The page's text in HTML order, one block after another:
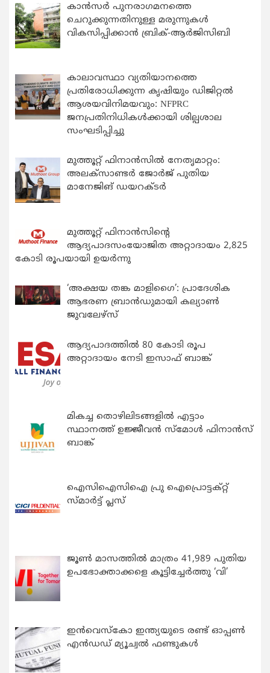
കാന്‍സര്‍ പുനരാഗമനത്തെ
ചെറുക്കുന്നതിനുള്ള മരുന്നുകള്‍
വികസിപ്പിക്കാന്‍ ബ്രിക്-ആര്‍ജിസിബി
കാലാവസ്ഥാ വ്യതിയാനത്തെ
പ്രതിരോധിക്കുന്ന കൃഷിയും ഡിജിറ്റൽ
ആശയവിനിമയവും: NFPRC
ജനപ്രതിനിധികൾക്കായി ശില്പശാല
സംഘടിപ്പിച്ചു
മുത്തൂറ്റ് ഫിനാൻസിൽ നേതൃമാറ്റം:
അലക്സാണ്ടർ ജോർജ് പുതിയ
മാനേജിങ് ഡയറക്ടർ
മുത്തൂറ്റ് ഫിനാൻസിന്റെ
ആദ്യപാദസംയോജിത അറ്റാദായം 2,825
കോടി രൂപയായി ഉയർന്നു
‘അക്ഷയ തങ്ക മാളിഗൈ’: പ്രാദേശിക
ആഭരണ ബ്രാന്‍ഡുമായി കല്യാണ്‍
ജുവലേഴ്‌സ്
ആദ്യപാദത്തിൽ 80 കോടി രൂപ
അറ്റാദായം നേടി ഇസാഫ് ബാങ്ക്
മികച്ച തൊഴിലിടങ്ങളിൽ എട്ടാം
സ്ഥാനത്ത് ഉജ്ജീവൻ സ്മോൾ ഫിനാൻസ്
ബാങ്ക്
ഐസിഐസിഐ പ്രു ഐപ്രൊട്ടക്റ്റ്
സ്മാർട്ട് പ്ലസ്
ജൂൺ മാസത്തിൽ മാത്രം 41,989 പുതിയ
ഉപഭോക്താക്കളെ കൂട്ടിച്ചേർത്തു ‘വി’
ഇന്‍വെസ്കോ ഇന്ത്യയുടെ രണ്ട് ഓപ്പണ്‍
എന്‍ഡഡ് മ്യൂച്വല്‍ ഫണ്ടുകള്‍